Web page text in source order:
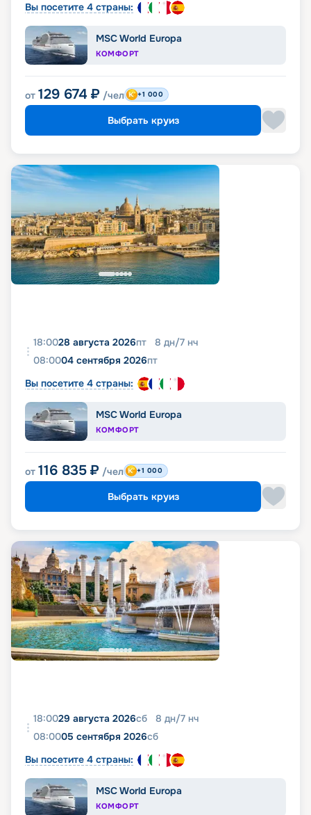
Вы посетите 4 страны:
MSC World Europa
КОМФОРТ
от 129 674 ₽ /чел +1 000
Выбрать круиз
18:0028 августа 2026пт 8 дн/7 нч
08:0004 сентября 2026пт
Вы посетите 4 страны:
MSC World Europa
КОМФОРТ
от 116 835 ₽ /чел +1 000
Выбрать круиз
18:0029 августа 2026сб 8 дн/7 нч
08:0005 сентября 2026сб
Вы посетите 4 страны:
MSC World Europa
КОМФОРТ